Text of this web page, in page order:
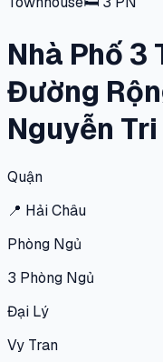
Nhà Phố 3
Đường
Nguyễn
Quận
📍 Hải Châu
Phòng Ngủ
3 Phòng Ngủ
Đại Lý
Vy Tran